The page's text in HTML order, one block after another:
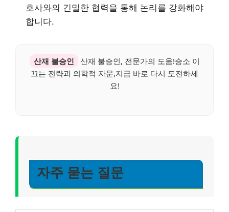
호사와의 긴밀한 협력을 통해 논리를 강화해야
합니다.
산재 불승인
산재 불승인, 전문가의 도움!승소 이
끄는 전략과 의학적 자문,지금 바로 다시 도전하세
요!
자주 묻는 질문